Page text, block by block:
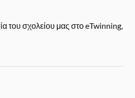
του σχολείου μας στο eTwinning,